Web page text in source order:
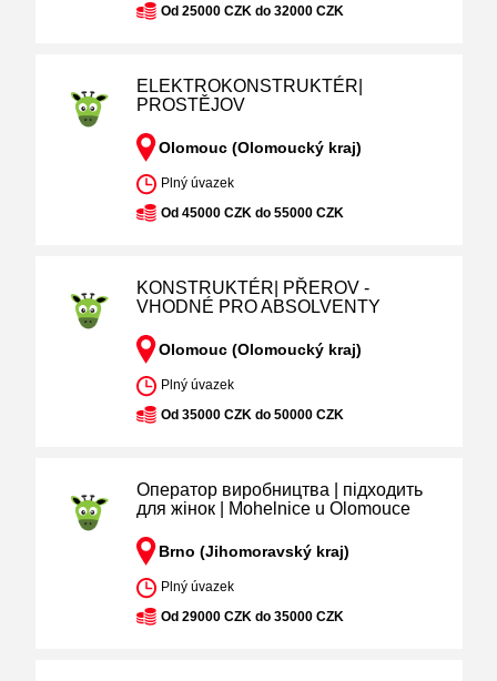
Od 25000 CZK do 32000 CZK
ELEKTROKONSTRUKTÉR|
PROSTĚJOV
Olomouc (Olomoucký kraj)
Plný úvazek
Od 45000 CZK do 55000 CZK
KONSTRUKTÉR| PŘEROV -
VHODNÉ PRO ABSOLVENTY
Olomouc (Olomoucký kraj)
Plný úvazek
Od 35000 CZK do 50000 CZK
Оператор виробництва | підходить
для жінок | Mohelnice u Olomouce
Brno (Jihomoravský kraj)
Plný úvazek
Od 29000 CZK do 35000 CZK